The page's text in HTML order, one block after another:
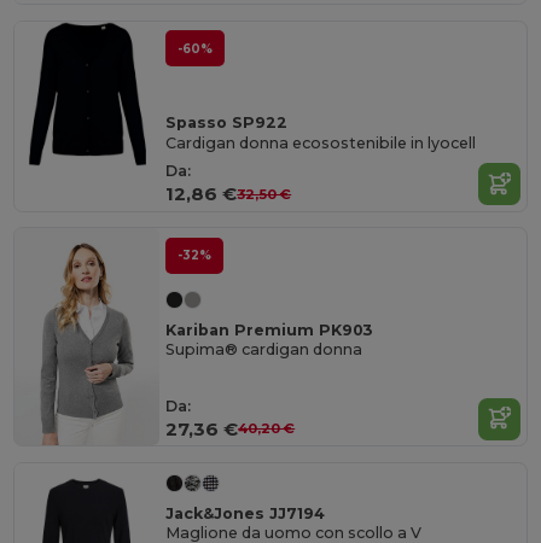
-60%
Spasso SP922
Cardigan donna ecosostenibile in lyocell
Da:
12,86 €32,50 €
-32%
Kariban Premium PK903
Supima® cardigan donna
Da:
27,36 €40,20 €
Jack&Jones JJ7194
Maglione da uomo con scollo a V